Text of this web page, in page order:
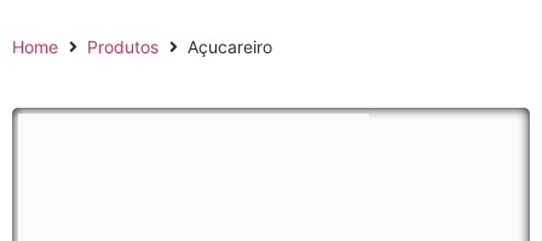
Home Produtos Açucareiro